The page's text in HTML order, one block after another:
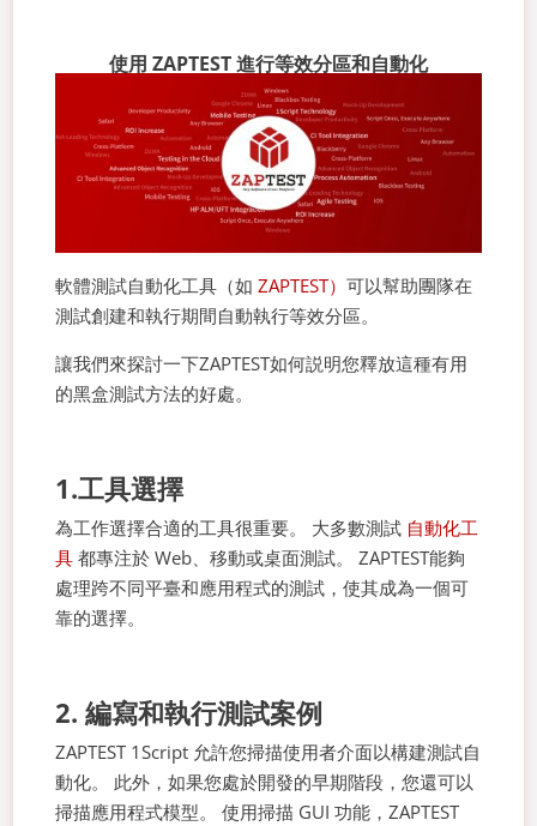
使用 ZAPTEST 進行等效分區和自動化
軟體測試自動化工具（如ZAPTEST）可以幫助團隊在
測試創建和執行期間自動執行等效分區。
讓我們來探討一下ZAPTEST如何説明您釋放這種有用
的黑盒測試方法的好處。
1.工具選擇
為工作選擇合適的工具很重要。 大多數測試 自動化工
具 都專注於 Web、移動或桌面測試。 ZAPTEST能夠
處理跨不同平臺和應用程式的測試，使其成為一個可
靠的選擇。
2. 編寫和執行測試案例
ZAPTEST 1Script 允許您掃描使用者介面以構建測試自
動化。 此外，如果您處於開發的早期階段，您還可以
掃描應用程式模型。 使用掃描 GUI 功能，ZAPTEST